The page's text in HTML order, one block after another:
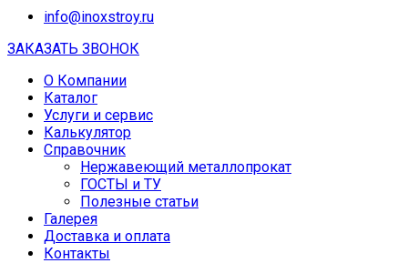
info@inoxstroy.ru
ЗАКАЗАТЬ ЗВОНОК
О Компании
Каталог
Услуги и сервис
Калькулятор
Справочник
Нержавеющий металлопрокат
ГОСТЫ и ТУ
Полезные статьи
Галерея
Доставка и оплата
Контакты